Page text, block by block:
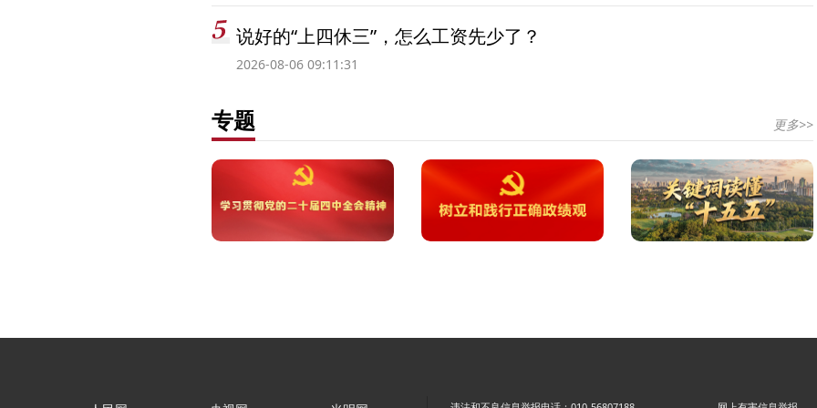
说好的“上四休三”，怎么工资先少了？
2026-08-06 09:11:31
专题 更多>>